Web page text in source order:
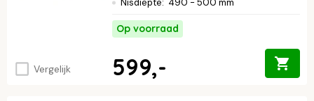
Vergelijk
Nisdiepte: 490 - 500 mm
Op voorraad
599,-